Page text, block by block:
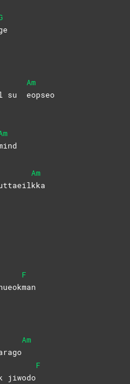
su
Am
eopseo
Am
kka
F
man
Am
jiwodo
F